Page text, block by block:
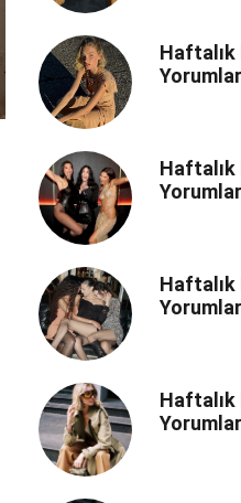
Haftalık
Haftalık
Haftalık
Haftalık